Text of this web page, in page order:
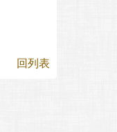
回列表